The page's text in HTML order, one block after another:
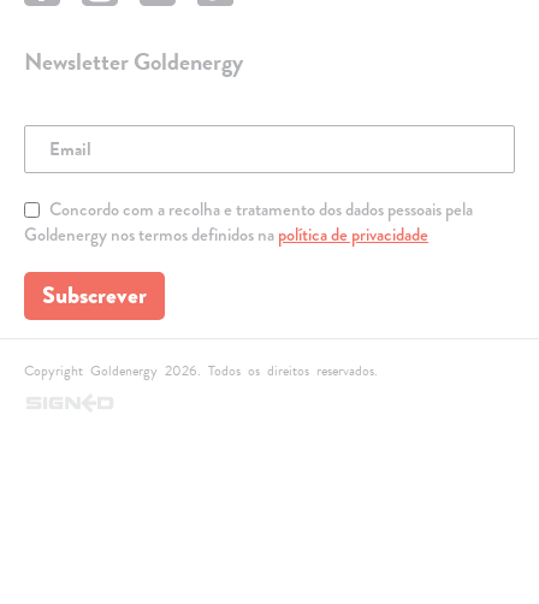
Newsletter Goldenergy
Concordo com a recolha e tratamento dos dados pessoais pela
Goldenergy nos termos definidos napolítica de privacidade
Subscrever
Copyright Goldenergy 2026. Todos os direitos reservados.